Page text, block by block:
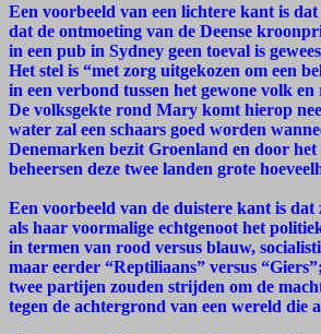
Een voorbeeld van een lichtere kant is
dat de ontmoeting van de Deense
in een pub in Sydney geen toeval is
Het stel is “met zorg uitgekozen om een
in een verbond tussen het gewone volk en
De volksgekte rond Mary komt hierop
water zal een schaars goed worden
Denemarken bezit Groenland en door
beheersen deze twee landen grote
Een voorbeeld van de duistere kant is
als haar voormalige echtgenoot het
in termen van rood versus blauw,
maar eerder “Reptiliaans” versus “Giers”;
twee partijen zouden strijden om de
tegen de achtergrond van een wereld die